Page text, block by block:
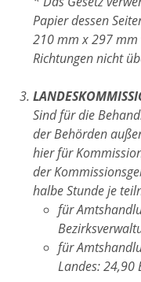
Papier dessen
210 mm x 297 mm
Richtungen nicht
Sind für die
der Behörden
hier für
der
halbe Stunde je
für
für
Landes: 24,90